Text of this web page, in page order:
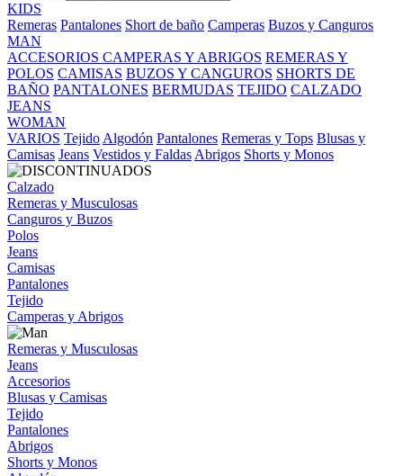
KIDS
Remeras Pantalones Short de baño Camperas Buzos y Canguros
MAN
ACCESORIOS CAMPERAS Y ABRIGOS REMERAS Y
POLOS CAMISAS BUZOS Y CANGUROS SHORTS DE
BAÑO PANTALONES BERMUDAS TEJIDO CALZADO
JEANS
WOMAN
VARIOS Tejido Algodón Pantalones Remeras y Tops Blusas y
Camisas Jeans Vestidos y Faldas Abrigos Shorts y Monos
Calzado
Remeras y Musculosas
Canguros y Buzos
Polos
Jeans
Camisas
Pantalones
Tejido
Camperas y Abrigos
Remeras y Musculosas
Jeans
Accesorios
Blusas y Camisas
Tejido
Pantalones
Abrigos
Shorts y Monos